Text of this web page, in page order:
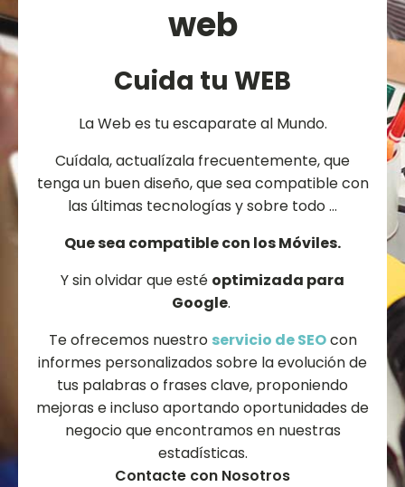
web
Cuida tu WEB
La Web es tu escaparate al Mundo.
Cuídala, actualízala frecuentemente, que
tenga un buen diseño, que sea compatible con
las últimas tecnologías y sobre todo …
Que sea compatible con los Móviles.
Y sin olvidar que esté optimizada para
Google.
Te ofrecemos nuestro servicio de SEOcon
informes personalizados sobre la evolución de
tus palabras o frases clave, proponiendo
mejoras e incluso aportando oportunidades de
negocio que encontramos en nuestras
estadísticas.
Contacte con Nosotros